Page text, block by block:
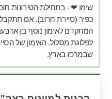
שימו ❤ - בתחילת הטירונות
כפיר (סיירת חרוב). אם
המתקדם לאימון נוסף בן
לפלוגת מסלול. האימון של
שבמרכז בארץ.